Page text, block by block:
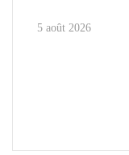
5 août 2026